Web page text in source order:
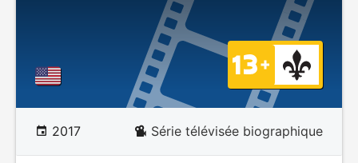
2017 Série télévisée biographique